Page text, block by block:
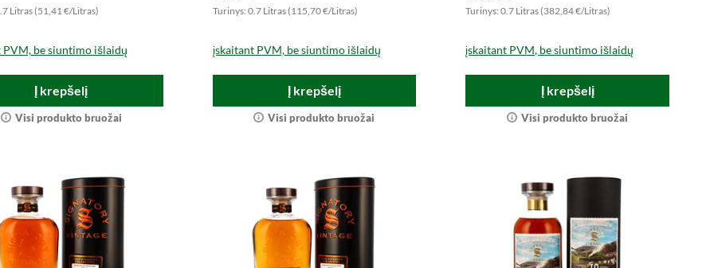
Litras (51,41 €/Litras)
PVM, be siuntimo išlaidų
Į krepšelį
Visi produkto bruožai
Turinys: 0.7 Litras (115,70 €/Litras)
įskaitant PVM, be siuntimo išlaidų
Į krepšelį
Visi produkto bruožai
Turinys: 0.7 Litras (382,84 €/Litras)
įskaitant PVM, be siuntimo išlaidų
Į krepšelį
Visi produkto bruožai